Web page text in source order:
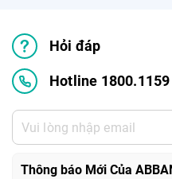
Hỏi đáp
Hotline